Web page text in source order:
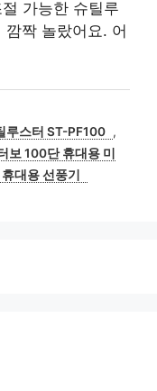
가능한 슈틸루
짝 놀랐어요. 어
루스터 ST-PF100 ,
보 100단 휴대용 미
휴대용 선풍기